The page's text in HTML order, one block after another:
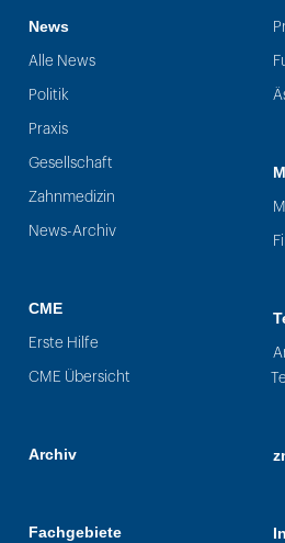
News
Alle News
Politik
Praxis
Gesellschaft
Zahnmedizin
News-Archiv
CME
Erste Hilfe
CME Übersicht
Archiv
Fachgebiete